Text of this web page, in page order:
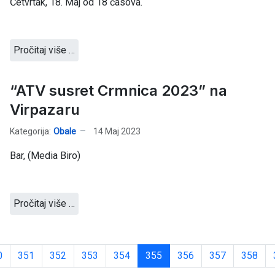
Četvrtak, 18. Maj od 18 časova.
Pročitaj više …
“ATV susret Crmnica 2023” na
Virpazaru
Kategorija: Obale 14 Maj 2023
Bar, (Media Biro)
Pročitaj više …
351 352 353 354 355 356 357 358